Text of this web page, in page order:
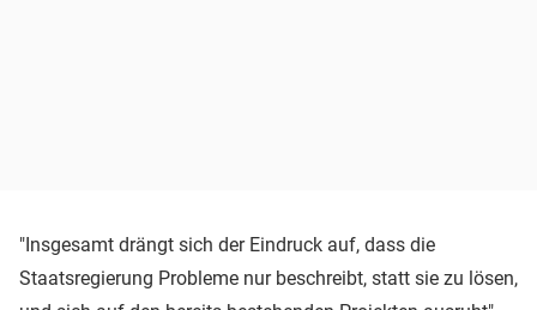
"Insgesamt drängt sich der Eindruck auf, dass die
Staatsregierung Probleme nur beschreibt, statt sie zu lösen,